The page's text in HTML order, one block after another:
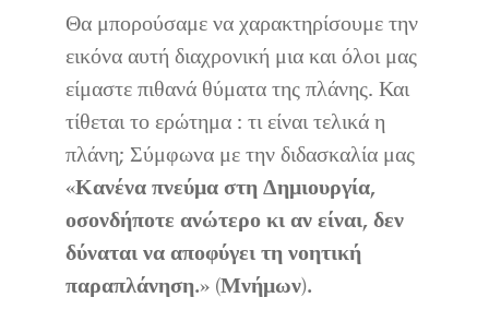
Θα μπορούσαμε να χαρακτηρίσουμε την
εικόνα αυτή διαχρονική μια και όλοι μας
είμαστε πιθανά θύματα της πλάνης. Και
τίθεται το ερώτημα : τι είναι τελικά η
πλάνη; Σύμφωνα με την διδασκαλία μας
«Κανένα πνεύμα στη Δημιουργία,
οσονδήποτε ανώτερο κι αν είναι, δεν
δύναται να αποφύγει τη νοητική
παραπλάνηση.» (Μνήμων).